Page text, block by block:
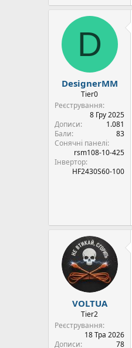
D
DesignerMM
Tier0
Реєстрування
8 Гру 2025
Дописи
1.081
Бали
83
Сонячні панелі
rsm108-10-425
Інвертор
HF2430S60-100
VOLTUA
Tier2
Реєстрування
18 Тра 2026
Дописи
78